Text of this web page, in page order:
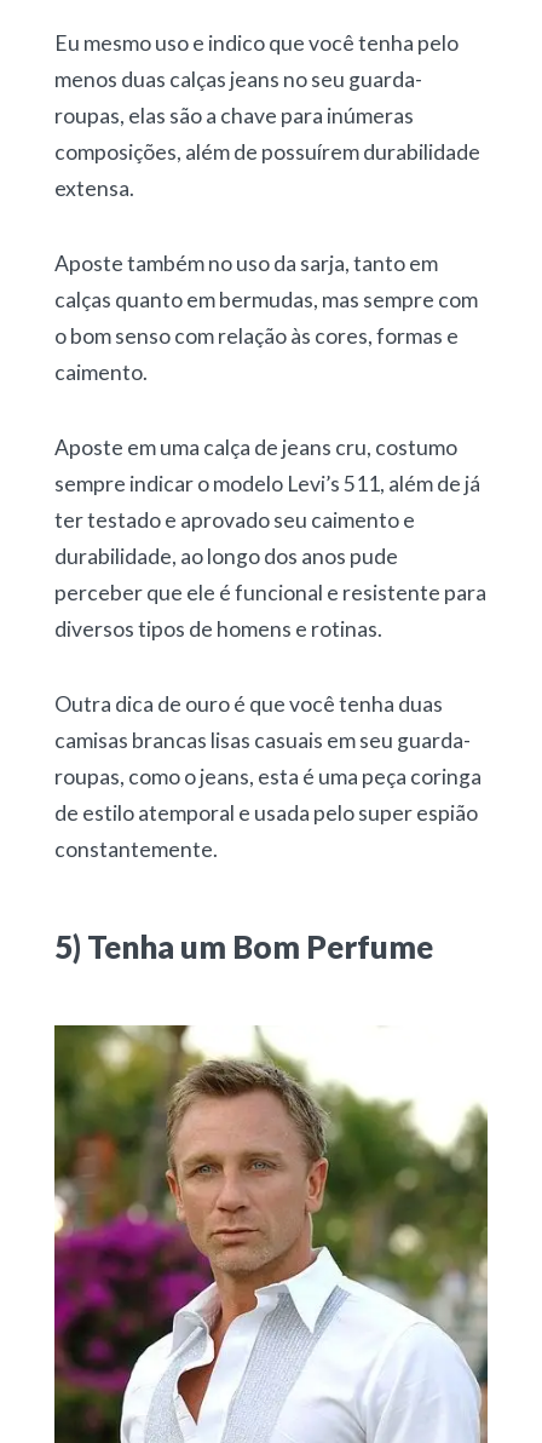
Eu mesmo uso e indico que você tenha pelo
menos duas calças jeans no seu guarda-
roupas, elas são a chave para inúmeras
composições, além de possuírem durabilidade
extensa.
Aposte também no uso da sarja, tanto em
calças quanto em bermudas, mas sempre com
o bom senso com relação às cores, formas e
caimento.
Aposte em uma calça de jeans cru, costumo
sempre indicar o modelo Levi’s 511, além de já
ter testado e aprovado seu caimento e
durabilidade, ao longo dos anos pude
perceber que ele é funcional e resistente para
diversos tipos de homens e rotinas.
Outra dica de ouro é que você tenha duas
camisas brancas lisas casuais em seu guarda-
roupas, como o jeans, esta é uma peça coringa
de estilo atemporal e usada pelo super espião
constantemente.
5) Tenha um Bom Perfume